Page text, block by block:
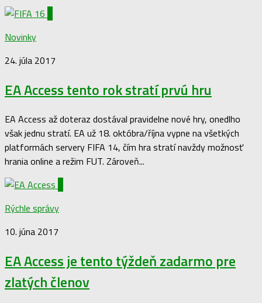
Novinky
24. júla 2017
EA Access tento rok stratí prvú hru
EA Access až doteraz dostával pravidelne nové hry, onedlho
však jednu stratí. EA už 18. októbra/října vypne na všetkých
platformách servery FIFA 14, čím hra stratí navždy možnosť
hrania online a režim FUT. Zároveň...
Rýchle správy
10. júna 2017
EA Access je tento týždeň zadarmo pre
zlatých členov